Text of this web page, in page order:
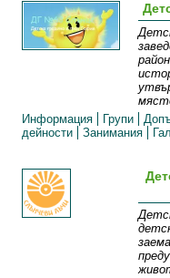
Информация
Групи
дейности
Занимания